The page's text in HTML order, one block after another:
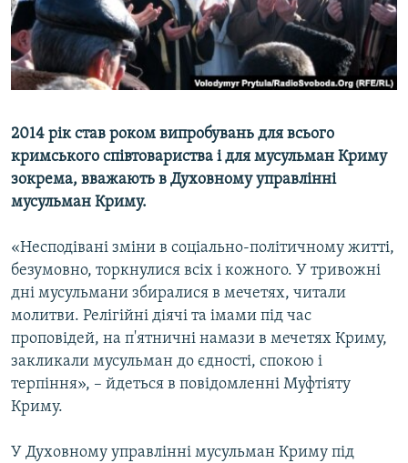
ВІДЕОУРОКИ «ELIFBE»
СВІДЧЕННЯ ОКУПАЦІЇ
УКРАЇНСЬКА ПРОБЛЕМА КРИМУ
Русский
Qırımtatar
Усі сайти RFE/RL
2014 рік став роком випробувань для всього
кримського співтовариства і для мусульман Криму
зокрема, вважають в Духовному управлінні
мусульман Криму.
«Несподівані зміни в соціально-політичному житті,
безумовно, торкнулися всіх і кожного. У тривожні
дні мусульмани збиралися в мечетях, читали
молитви. Релігійні діячі та імами під час
проповідей, на п'ятничні намази в мечетях Криму,
закликали мусульман до єдності, спокою і
терпіння», – йдеться в повідомленні Муфтіяту
Криму.
У Духовному управлінні мусульман Криму під